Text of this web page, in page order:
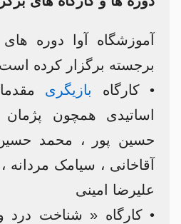
آموزشگاه آوا دوره های
برجسته برگزار کرده
• کارگاه بازیگری
اساتیدی همچون پژمان
حسین پور ، محمد
آقاخانی ، سیامک مردانه
علیرضا امینی
• کارگاه « شناخت درد